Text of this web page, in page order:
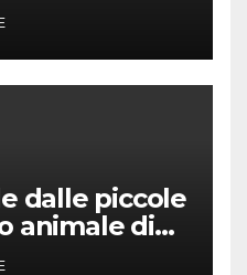
dalle piccole
animale di